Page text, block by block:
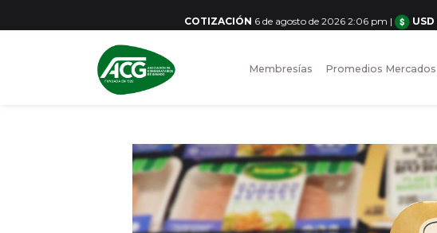
COTIZACIÓN 6 de agosto de 2026 2:06 pm | USD
Membresías Promedios Mercados